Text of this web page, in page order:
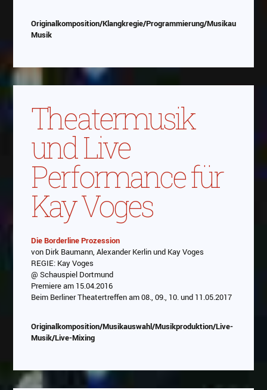
Originalkomposition/Klangkregie/Programmierung/Musikauswahl/
Musik
Theatermusik
und Live
Performance für
Kay Voges
Abspielen
Das Video wird von Youtube eingebettet
abespielt. Es gilt dieDatenschutzerklärung von
Die Borderline Prozession
von Dirk Baumann, Alexander Kerlin und Kay Voges
REGIE: Kay Voges
@ Schauspiel Dortmund
Premiere am 15.04.2016
Beim Berliner Theatertreffen am 08., 09., 10. und 11.05.2017
Originalkomposition/Musikauswahl/Musikproduktion/Live-
Musik/Live-Mixing